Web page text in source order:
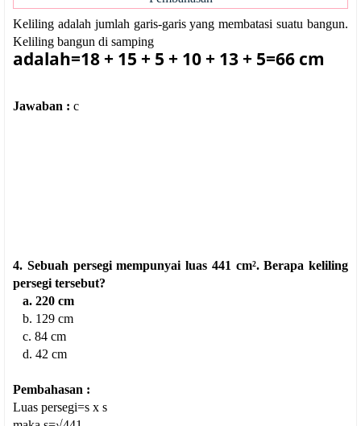
Keliling adalah jumlah garis-garis yang membatasi suatu bangun.
Keliling bangun di samping
adalah=18 + 15 + 5 + 10 + 13 + 5=66 cm
Jawaban : c
4. Sebuah persegi mempunyai luas 441 cm². Berapa keliling
persegi tersebut?
a. 220 cm
b. 129 cm
c. 84 cm
d. 42 cm
Pembahasan :
Luas persegi=s x s